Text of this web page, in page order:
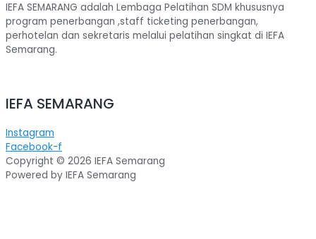
IEFA SEMARANG adalah Lembaga Pelatihan SDM khususnya
program penerbangan ,staff ticketing penerbangan,
perhotelan dan sekretaris melalui pelatihan singkat di IEFA
Semarang.
IEFA SEMARANG
Instagram
Facebook-f
Copyright © 2026 IEFA Semarang
Powered by IEFA Semarang